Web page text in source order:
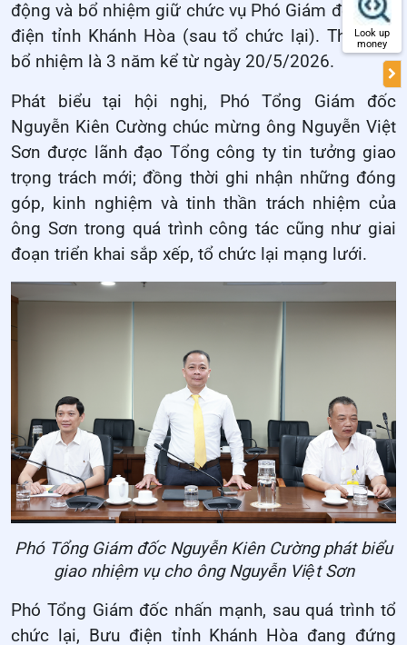
động và bổ nhiệm giữ chức vụ Phó Giám đốc Bưu
điện tỉnh Khánh Hòa (sau tổ chức lại). Thời hạn
bổ nhiệm là 3 năm kể từ ngày 20/5/2026.
Phát biểu tại hội nghị, Phó Tổng Giám đốc
Nguyễn Kiên Cường chúc mừng ông Nguyễn Việt
Sơn được lãnh đạo Tổng công ty tin tưởng giao
trọng trách mới; đồng thời ghi nhận những đóng
góp, kinh nghiệm và tinh thần trách nhiệm của
ông Sơn trong quá trình công tác cũng như giai
đoạn triển khai sắp xếp, tổ chức lại mạng lưới.
Phó Tổng Giám đốc Nguyễn Kiên Cường phát biểu
giao nhiệm vụ cho ông Nguyễn Việt Sơn
Phó Tổng Giám đốc nhấn mạnh, sau quá trình tổ
chức lại, Bưu điện tỉnh Khánh Hòa đang đứng
Look up
money